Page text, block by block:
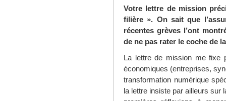
Votre lettre de mission
filière ». On sait que
récentes grèves l’ont
de ne pas rater le coche de
La lettre de mission me fixe
économiques (entreprises,
transformation numérique
la lettre insiste par ailleurs sur